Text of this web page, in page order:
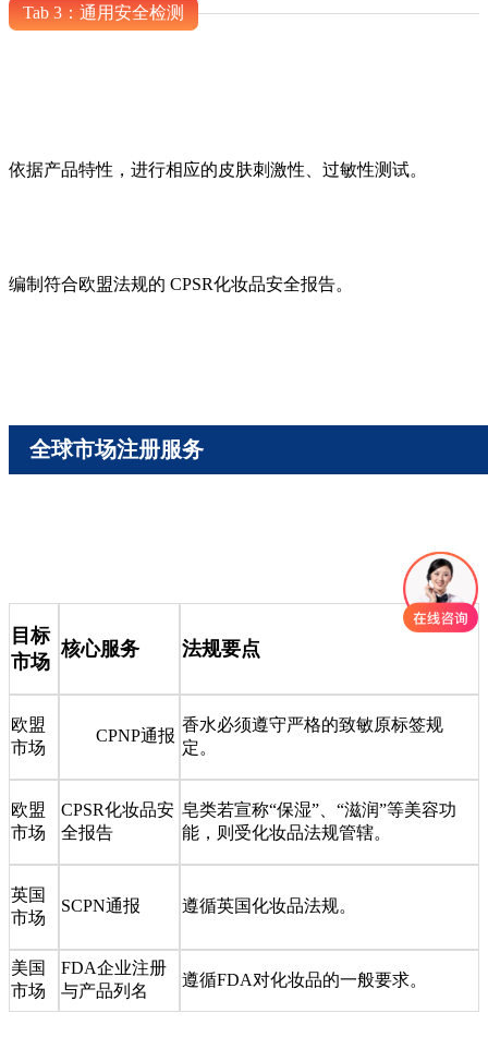
Tab 3：通用安全检测
依据产品特性，进行相应的皮肤刺激性、过敏性测试。
编制符合欧盟法规的 CPSR化妆品安全报告。
全球市场注册服务
目标
市场
核心服务 法规要点
欧盟
市场
CPNP通报
香水必须遵守严格的致敏原标签规
定。
欧盟
市场
CPSR化妆品安
全报告
皂类若宣称“保湿”、“滋润”等美容功
能，则受化妆品法规管辖。
英国
市场
SCPN通报 遵循英国化妆品法规。
美国
市场
FDA企业注册
与产品列名
遵循FDA对化妆品的一般要求。